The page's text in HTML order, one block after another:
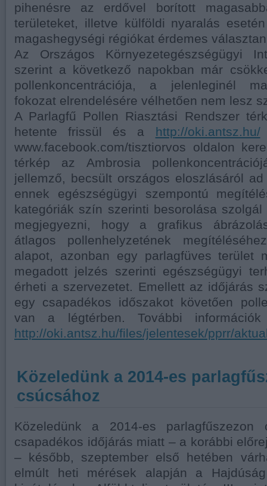
pihenésre az erdővel borított
területeket, illetve külföldi nyaralás
magashegységi régiókat érdemes
Az Országos Környezetegészségügyi
szerint a következő napokban már
pollenkoncentrációja, a jelenleginél
fokozat elrendelésére vélhetően nem lesz
A Parlagfű Pollen Riasztási Rendszer
hetente frissül és a http://oki.antsz.hu/
www.facebook.com/tisztiorvos oldalon
térkép az Ambrosia
jellemző, becsült országos eloszlásáról
ennek egészségügyi szempontú
kategóriák szín szerinti besorolása
megjegyezni, hogy a grafikus
átlagos pollenhelyzetének
alapot, azonban egy parlagfüves terület
megadott jelzés szerinti egészségügyi
érheti a szervezetet. Emellett az időjárás
egy csapadékos időszakot követően
van a légtérben. További
http://oki.antsz.hu/files/jelentesek/pprr/
Közeledünk a 2014-es
csúcsához
Közeledünk a 2014-es
csapadékos időjárás miatt – a korábbi
– később, szeptember első hetében
elmúlt heti mérések alapján a